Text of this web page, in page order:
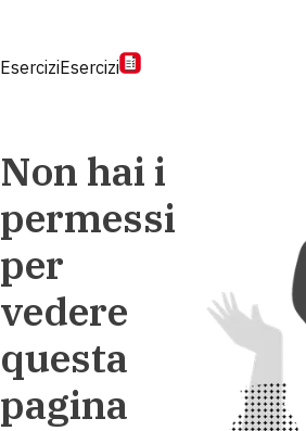
EserciziEsercizi
Non hai i
permessi
per
vedere
questa
pagina